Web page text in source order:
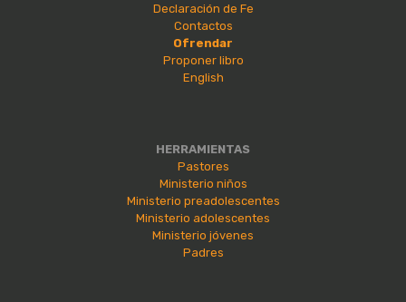
Declaración de Fe
Contactos
Ofrendar
Proponer libro
English
HERRAMIENTAS
Pastores
Ministerio niños
Ministerio preadolescentes
Ministerio adolescentes
Ministerio jóvenes
Padres